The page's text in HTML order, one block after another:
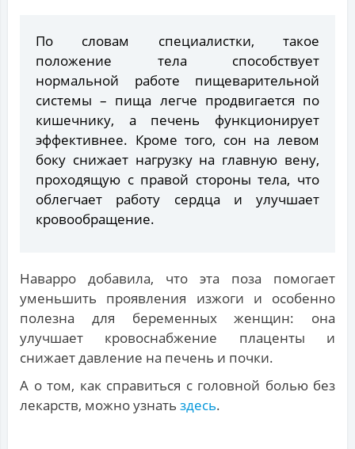
По словам специалистки, такое
положение тела способствует
нормальной работе пищеварительной
системы – пища легче продвигается по
кишечнику, а печень функционирует
эффективнее. Кроме того, сон на левом
боку снижает нагрузку на главную вену,
проходящую с правой стороны тела, что
облегчает работу сердца и улучшает
кровообращение.
Наварро добавила, что эта поза помогает
уменьшить проявления изжоги и особенно
полезна для беременных женщин: она
улучшает кровоснабжение плаценты и
снижает давление на печень и почки.
А о том, как справиться с головной болью без
лекарств, можно узнать здесь.